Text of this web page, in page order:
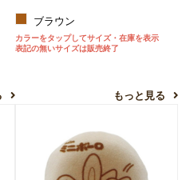
ブラウン
カラーをタップしてサイズ・在庫を表示
表記の無いサイズは販売終了
もっと見る